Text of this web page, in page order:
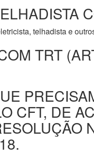
telhadista e
TRT
CFT, DE